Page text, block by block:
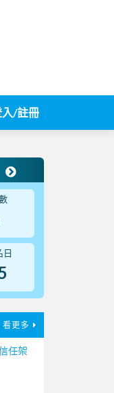
入/註冊
日
看更多
任架